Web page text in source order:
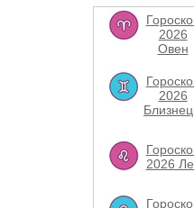
2026
Овен
2026
2026